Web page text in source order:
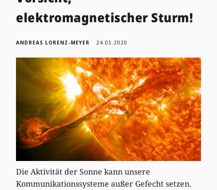
elektromagnetischer Sturm!
ANDREAS LORENZ-MEYER 24.05.2020
Die Aktivität der Sonne kann unsere
Kommunikationssysteme außer Gefecht setzen.